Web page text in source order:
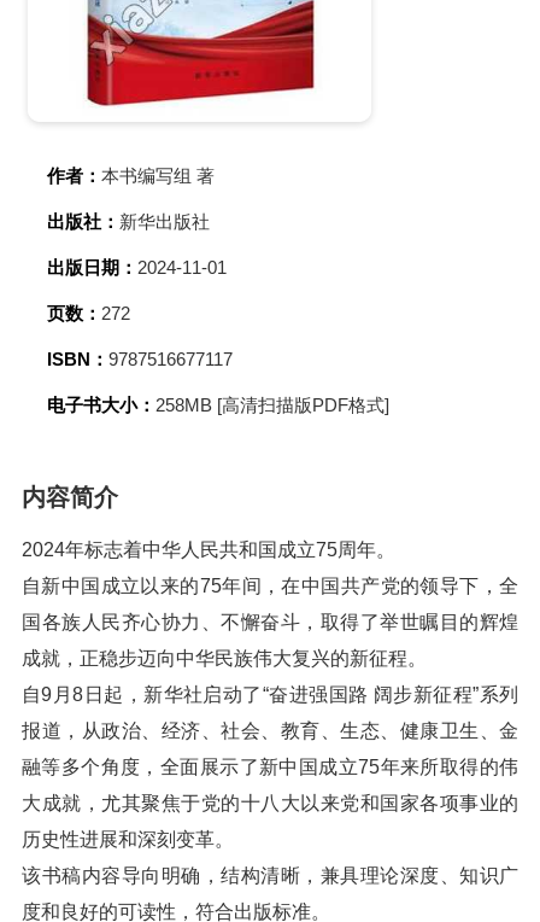
作者： 本书编写组 著
出版社： 新华出版社
出版日期： 2024-11-01
页数： 272
ISBN： 9787516677117
电子书大小： 258MB [高清扫描版PDF格式]
内容简介
2024年标志着中华人民共和国成立75周年。
自新中国成立以来的75年间，在中国共产党的领导下，全
国各族人民齐心协力、不懈奋斗，取得了举世瞩目的辉煌
成就，正稳步迈向中华民族伟大复兴的新征程。
自9月8日起，新华社启动了“奋进强国路 阔步新征程”系列
报道，从政治、经济、社会、教育、生态、健康卫生、金
融等多个角度，全面展示了新中国成立75年来所取得的伟
大成就，尤其聚焦于党的十八大以来党和国家各项事业的
历史性进展和深刻变革。
该书稿内容导向明确，结构清晰，兼具理论深度、知识广
度和良好的可读性，符合出版标准。